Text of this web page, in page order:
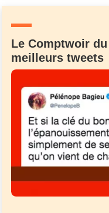
Le Comptwoir
meilleurs tweets